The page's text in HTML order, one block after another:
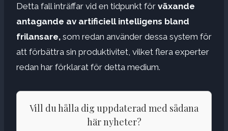
Detta fall inträffar vid en tidpunkt för växande
antagande av artificiell intelligens bland
frilansare, som redan använder dessa system för
att förbättra sin produktivitet, vilket flera experter
redan har förklarat för detta medium.
Vill du hålla dig uppdaterad med sådana
här nyheter?